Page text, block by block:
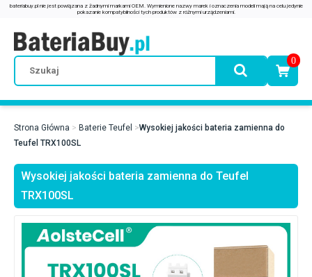
0
Strona Główna Baterie Teufel
Wysokiej jakości bateria zamienna do
Teufel TRX100SL
Wysokiej jakości bateria zamienna do Teufel
TRX100SL